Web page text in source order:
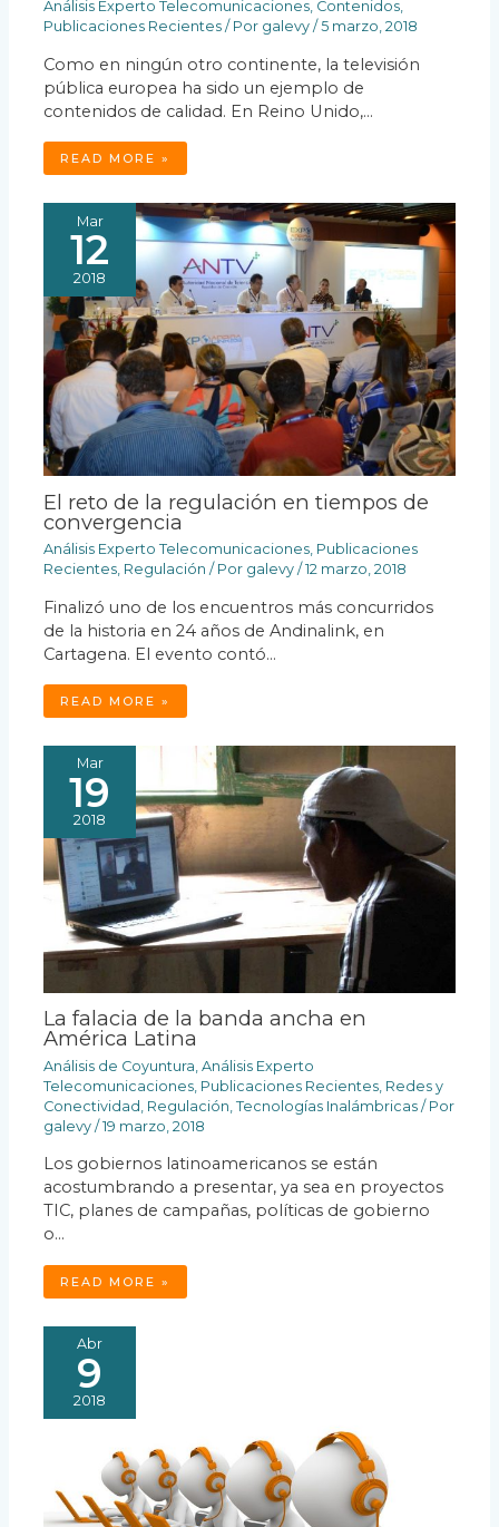
Análisis Experto Telecomunicaciones, Contenidos,
Publicaciones Recientes / Por galevy/5 marzo, 2018
Como en ningún otro continente, la televisión
pública europea ha sido un ejemplo de
contenidos de calidad. En Reino Unido,…
READ MORE »
Mar
12
2018
El reto de la regulación en tiempos de
convergencia
Análisis Experto Telecomunicaciones, Publicaciones
Recientes, Regulación / Por galevy/12 marzo, 2018
Finalizó uno de los encuentros más concurridos
de la historia en 24 años de Andinalink, en
Cartagena. El evento contó…
READ MORE »
Mar
19
2018
La falacia de la banda ancha en
América Latina
Análisis de Coyuntura ,Análisis Experto
Telecomunicaciones Publicaciones Recientes Redes y
Conectividad Regulación ,Tecnologías Inalámbricas / Por
galevy/19 marzo, 2018
Los gobiernos latinoamericanos se están
acostumbrando a presentar, ya sea en proyectos
TIC, planes de campañas, políticas de gobierno
o…
READ MORE »
Abr
9
2018